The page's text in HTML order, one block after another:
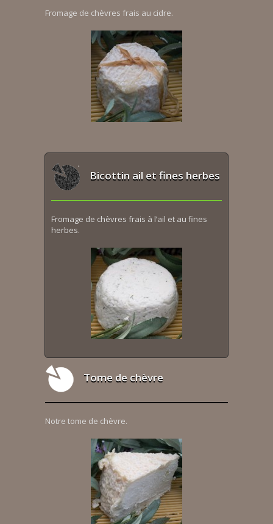
Fromage de chèvres frais au cidre.
Bicottin ail et fines herbes
Fromage de chèvres frais à l’ail et au fines
herbes.
Tome de chèvre
Notre tome de chèvre.